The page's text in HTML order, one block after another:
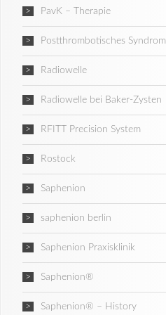
PavK – Therapie
Postthrombotisches Syndrom
Radiowelle
Radiowelle bei Baker-Zysten
RFITT Precision System
Rostock
Saphenion
saphenion berlin
Saphenion Praxisklinik
Saphenion®
Saphenion® – History